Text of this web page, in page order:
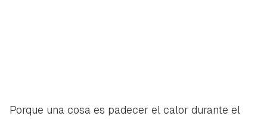
Porque una cosa es padecer el calor durante el